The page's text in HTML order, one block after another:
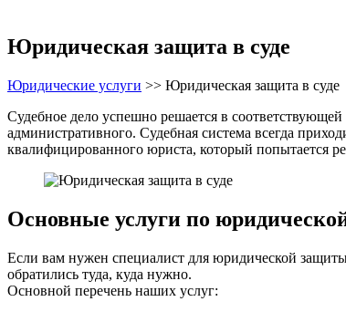
Юридическая защита в суде
Юридические услуги >> Юридическая защита в суде
Судебное дело успешно решается в
административного. Судебная система всегда
квалифицированного юриста, который попытается
Основные услуги по
Если вам нужен специалист для юридической
обратились туда, куда нужно.
Основной перечень наших услуг: